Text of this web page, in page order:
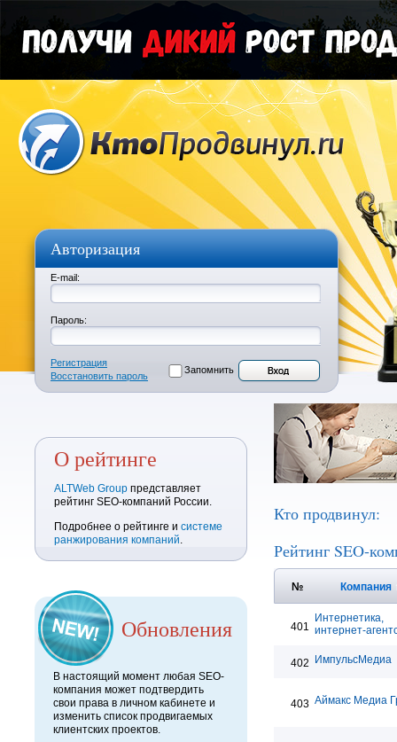
Авторизация
E-mail:
Пароль:
Регистрация
Восстановить пароль
Запомнить
О рейтинге
ALTWeb Group представляет
рейтинг SEO-компаний России.
Подробнее о рейтинге и системе
ранжирования компаний.
Обновления
В настоящий момент любая SEO-
компания может подтвердить
свои права в личном кабинете и
изменить список продвигаемых
клиентских проектов.
Кто продвинул:
Рейтинг SEO-
№ Компания
401
Интернетика,
интернет-
402 ИмпульсМедиа
403 Аймакс Медиа